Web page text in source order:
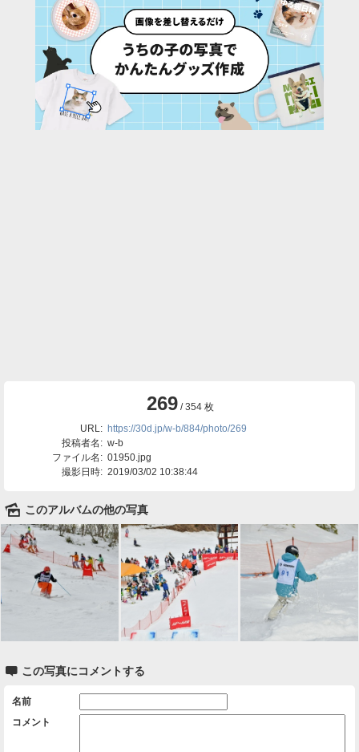
269/ 354 枚
URL: https://30d.jp/w-b/884/photo/269
投稿者名: w-b
ファイル名: 01950.jpg
撮影日時: 2019/03/02 10:38:44
🌄 このアルバムの他の写真
 この写真にコメントする
名前
コメント